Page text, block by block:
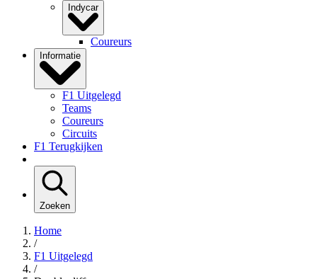
Indycar
Coureurs
Informatie
F1 Uitgelegd
Teams
Coureurs
Circuits
F1 Terugkijken
Zoeken
Home
/
F1 Uitgelegd
/